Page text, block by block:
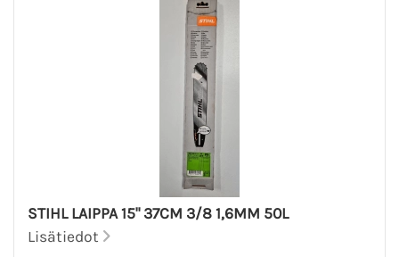
STIHL LAIPPA 15" 37CM 3/8 1,6MM 50L
Lisätiedot